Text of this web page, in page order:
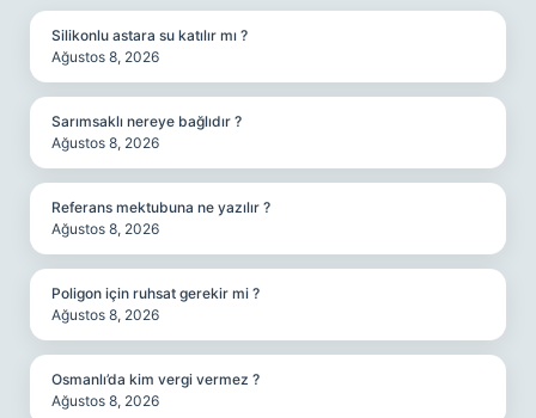
Silikonlu astara su katılır mı ?
Ağustos 8, 2026
Sarımsaklı nereye bağlıdır ?
Ağustos 8, 2026
Referans mektubuna ne yazılır ?
Ağustos 8, 2026
Poligon için ruhsat gerekir mi ?
Ağustos 8, 2026
Osmanlı’da kim vergi vermez ?
Ağustos 8, 2026